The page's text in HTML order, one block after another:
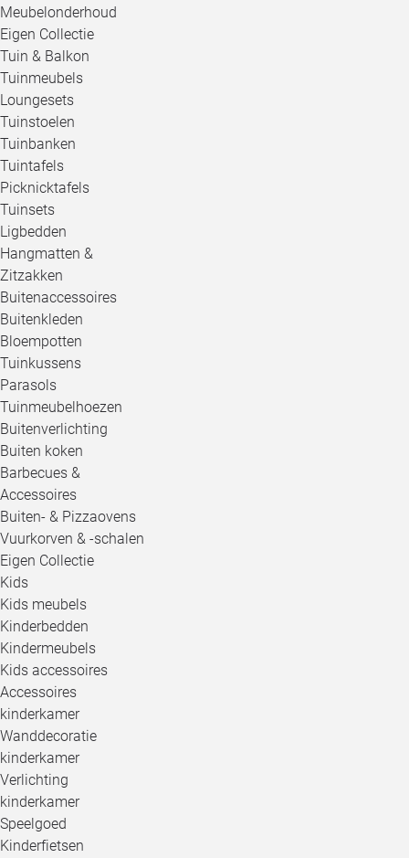
Meubelonderhoud
Eigen Collectie
Tuin & Balkon
Tuinmeubels
Loungesets
Tuinstoelen
Tuinbanken
Tuintafels
Picknicktafels
Tuinsets
Ligbedden
Hangmatten &
Zitzakken
Buitenaccessoires
Buitenkleden
Bloempotten
Tuinkussens
Parasols
Tuinmeubelhoezen
Buitenverlichting
Buiten koken
Barbecues &
Accessoires
Buiten- & Pizzaovens
Vuurkorven & -schalen
Eigen Collectie
Kids
Kids meubels
Kinderbedden
Kindermeubels
Kids accessoires
Accessoires
kinderkamer
Wanddecoratie
kinderkamer
Verlichting
kinderkamer
Speelgoed
Kinderfietsen